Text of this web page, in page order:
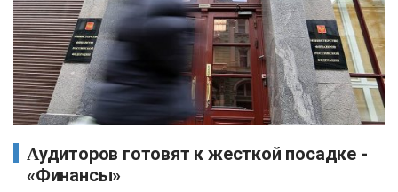
Аудиторов готовят к жесткой посадке -
«Финансы»